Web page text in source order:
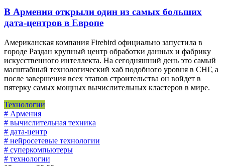
В Армении открыли один из самых больших
дата-центров в Европе
Американская компания Firebird официально запустила в
городе Раздан крупный центр обработки данных и фабрику
искусственного интеллекта. На сегодняшний день это самый
масштабный технологический хаб подобного уровня в СНГ, а
после завершения всех этапов строительства он войдет в
пятерку самых мощных вычислительных кластеров в мире.
Технологии
# Армения
# вычислительная техника
# дата-центр
# нейросетевые технологии
# суперкомпьютеры
# технологии